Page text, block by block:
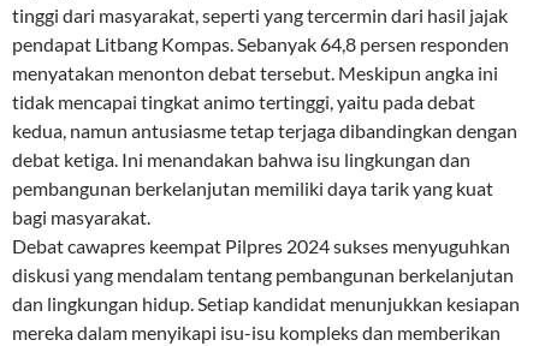
tinggi dari masyarakat, seperti yang tercermin dari hasil jajak
pendapat Litbang Kompas. Sebanyak 64,8 persen responden
menyatakan menonton debat tersebut. Meskipun angka ini
tidak mencapai tingkat animo tertinggi, yaitu pada debat
kedua, namun antusiasme tetap terjaga dibandingkan dengan
debat ketiga. Ini menandakan bahwa isu lingkungan dan
pembangunan berkelanjutan memiliki daya tarik yang kuat
bagi masyarakat.
Debat cawapres keempat Pilpres 2024 sukses menyuguhkan
diskusi yang mendalam tentang pembangunan berkelanjutan
dan lingkungan hidup. Setiap kandidat menunjukkan kesiapan
mereka dalam menyikapi isu-isu kompleks dan memberikan